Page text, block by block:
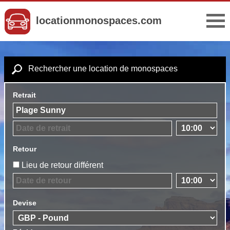
locationmonospaces.com
Rechercher une location de monospaces
Retrait
Retour
Lieu de retour différent
Devise